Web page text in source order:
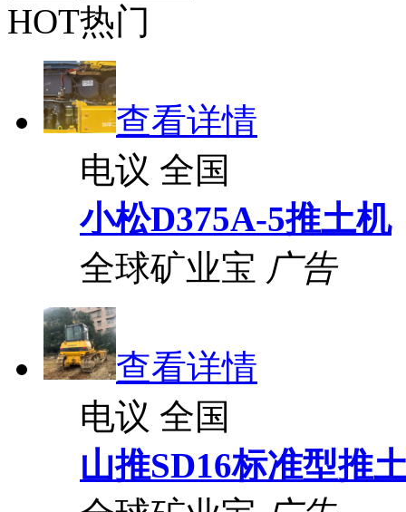
HOT热门
查看详情
电议 全国
小松D375A-5推土机
全球矿业宝 广告
查看详情
电议 全国
山推SD16标准型推